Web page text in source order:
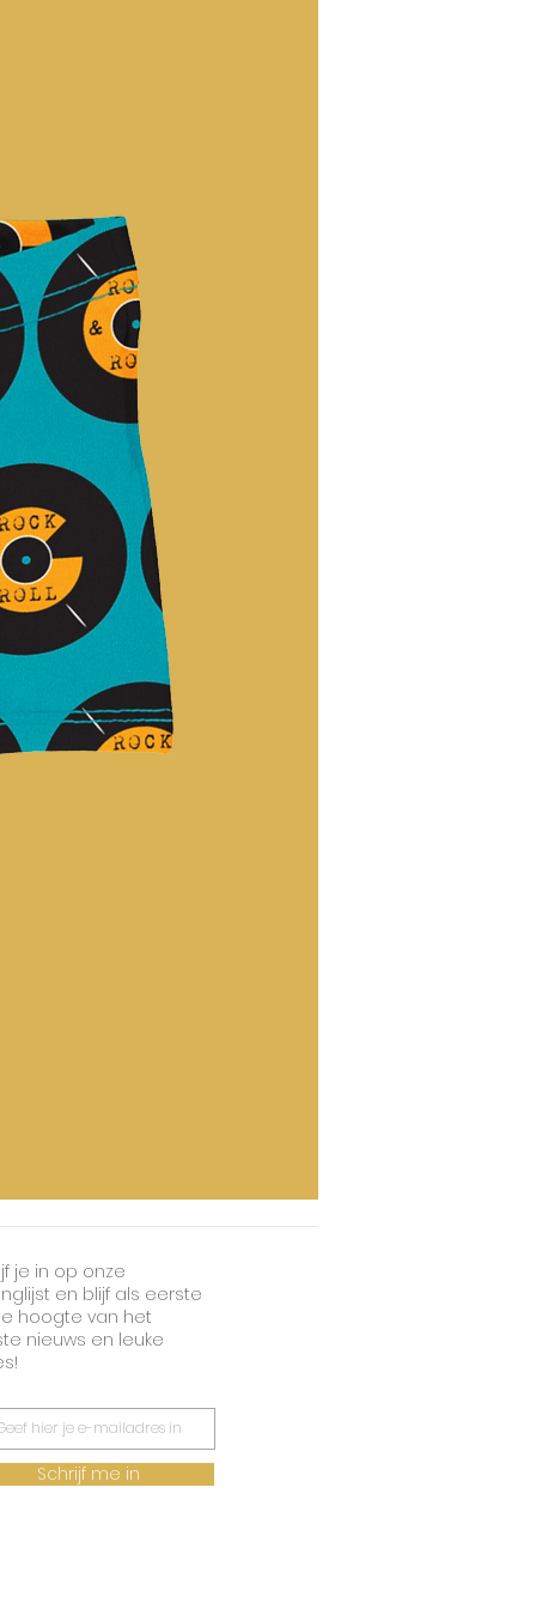
je in op onze
en blijf als eerste
hoogte van het
nieuws en leuke
Schrijf me in